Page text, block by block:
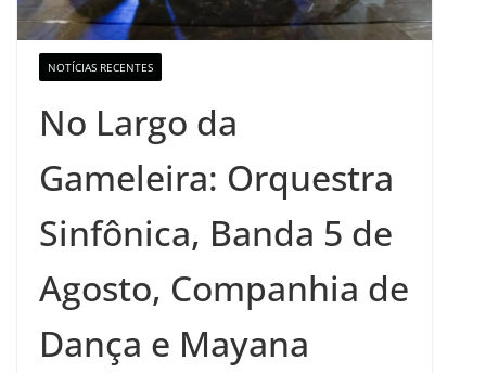
NOTÍCIAS RECENTES
No Largo da
Gameleira: Orquestra
Sinfônica, Banda 5 de
Agosto, Companhia de
Dança e Mayana